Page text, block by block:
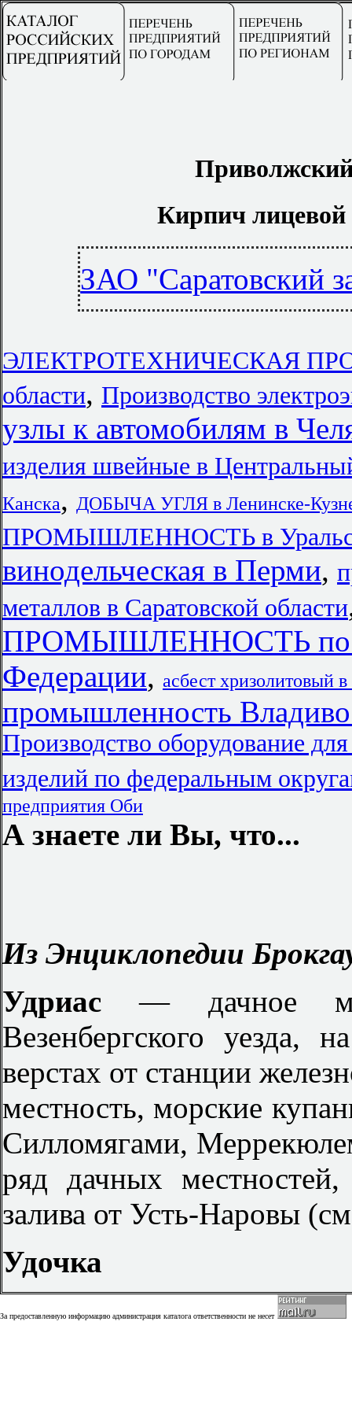
Кирпич
ЗАО "Саратовский
ЭЛЕКТРОТЕХНИЧЕСКАЯ
области, Производство
узлы к автомобилям в
изделия швейные в
Канска, ДОБЫЧА УГЛЯ в Ленинске-
ПРОМЫШЛЕННОСТЬ в
винодельческая в Перми,
металлов в Саратовской области
ПРОМЫШЛЕННОСТЬ по
Федерации, асбест хризолитовый
промышленность
Производство оборудование
изделий по федеральным
предприятия Оби
А знаете ли Вы, что...
Из Энциклопедии
Удриас— дачное
Везенбергского уезда,
верстах от станции
местность, морские
Силломягами,
ряд дачных
залива от Усть-Наровы
Удочка
За предоставленную информацию администрация каталога ответственности не несет